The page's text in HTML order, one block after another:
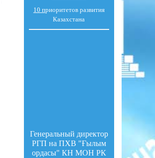
10 приоритетов развития
Казахстана
Генеральный директор
РГП на ПХВ "Ғылым
ордасы" КН МОН РК